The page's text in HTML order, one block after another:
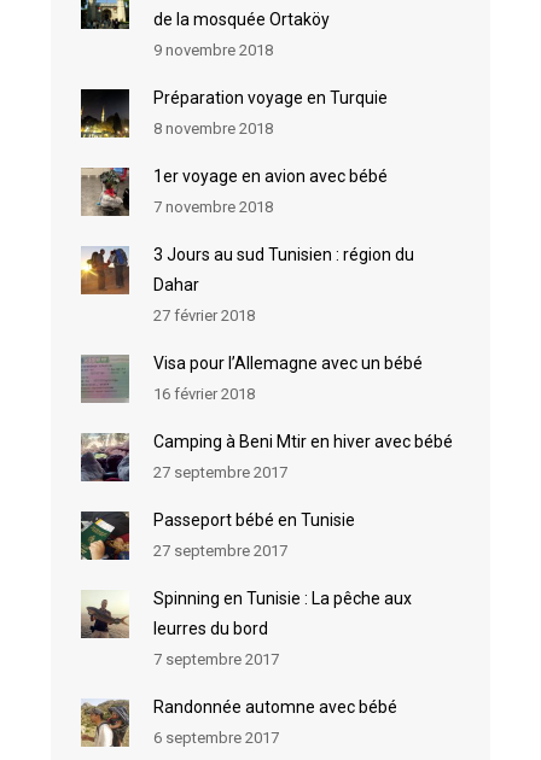
de la mosquée Ortaköy
9 novembre 2018
Préparation voyage en Turquie
8 novembre 2018
1er voyage en avion avec bébé
7 novembre 2018
3 Jours au sud Tunisien : région du
Dahar
27 février 2018
Visa pour l’Allemagne avec un bébé
16 février 2018
Camping à Beni Mtir en hiver avec bébé
27 septembre 2017
Passeport bébé en Tunisie
27 septembre 2017
Spinning en Tunisie : La pêche aux
leurres du bord
7 septembre 2017
Randonnée automne avec bébé
6 septembre 2017